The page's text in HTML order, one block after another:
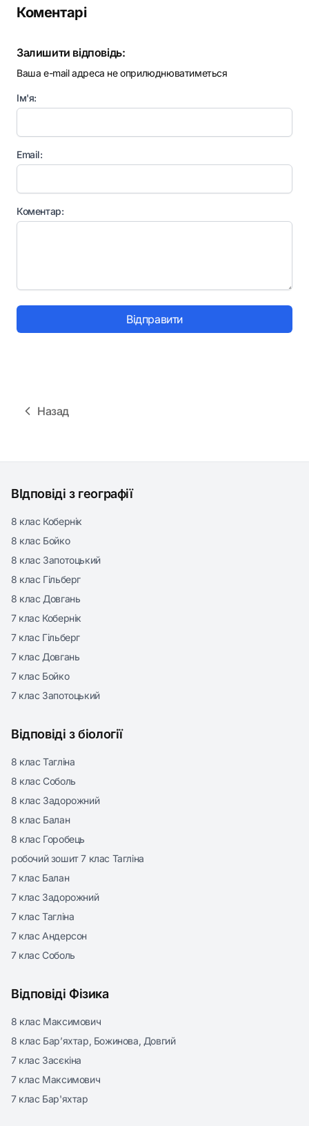
Коментарі
Залишити відповідь:
Ваша e-mail адреса не оприлюднюватиметься
Ім'я:
Email:
Коментар:
Відправити
Назад
ВІдповіді з географії
8 клас Кобернік
8 клас Бойко
8 клас Запотоцький
8 клас Гільберг
8 клас Довгань
7 клас Кобернік
7 клас Гільберг
7 клас Довгань
7 клас Бойко
7 клас Запотоцький
Відповіді з біології
8 клас Тагліна
8 клас Соболь
8 клас Задорожний
8 клас Балан
8 клас Горобець
робочий зошит 7 клас Тагліна
7 клас Балан
7 клас Задорожний
7 клас Тагліна
7 клас Андерсон
7 клас Соболь
Відповіді Фізика
8 клас Максимович
8 клас Бар’яхтар, Божинова, Довгий
7 клас Засєкіна
7 клас Максимович
7 клас Бар'яхтар